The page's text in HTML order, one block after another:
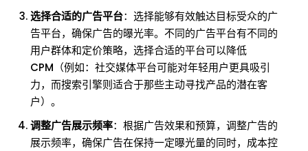
选择合适的广告平台：选择能够有效触达目标受众的广
告平台，确保广告的曝光率。不同的广告平台有不同的
用户群体和定价策略，选择合适的平台可以降低
CPM（例如：社交媒体平台可能对年轻用户更具吸引
力，而搜索引擎则适合于那些主动寻找产品的潜在客
户）。
调整广告展示频率：根据广告效果和预算，调整广告的
展示频率，确保广告在保持一定曝光量的同时，成本控